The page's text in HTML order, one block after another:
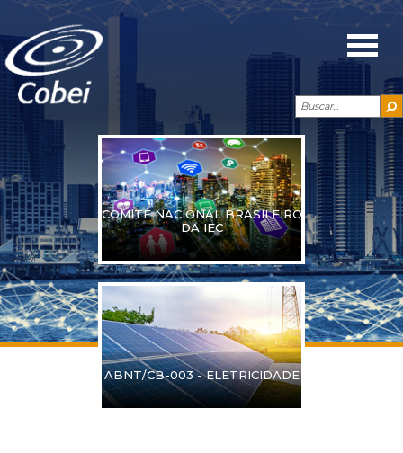
COMITÊ NACIONAL BRASILEIRO
DA IEC
ABNT/CB-003 - ELETRICIDADE